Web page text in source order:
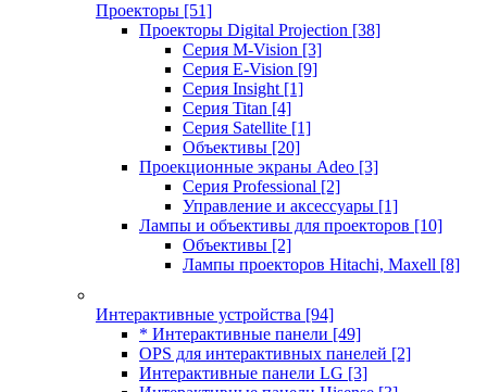
Проекторы [51]
Проекторы Digital Projection [38]
Серия M-Vision [3]
Серия E-Vision [9]
Серия Insight [1]
Серия Titan [4]
Серия Satellite [1]
Объективы [20]
Проекционные экраны Adeo [3]
Серия Professional [2]
Управление и аксессуары [1]
Лампы и объективы для проекторов [10]
Объективы [2]
Лампы проекторов Hitachi, Maxell [8]
Интерактивные устройства [94]
* Интерактивные панели [49]
OPS для интерактивных панелей [2]
Интерактивные панели LG [3]